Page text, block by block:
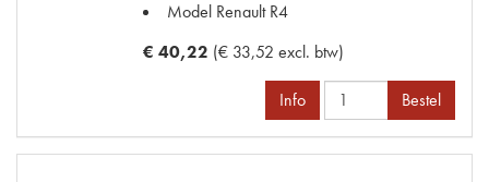
Model Renault R4
€ 40,22 (€ 33,52 excl. btw)
Info Bestel